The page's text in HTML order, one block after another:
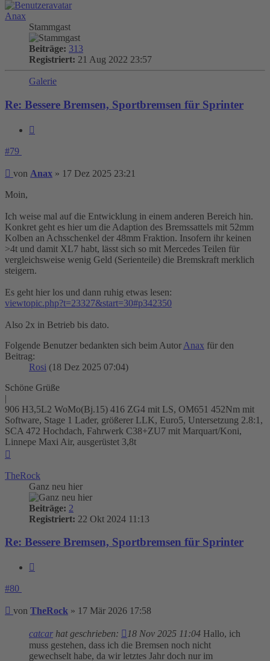
Anax
Stammgast
Beiträge: 313
Registriert: 21 Aug 2022 23:57
Galerie
Re: Bessere Bremsen, Sportbremsen für Sprinter
#79
Beitrag
von Anax » 17 Dez 2025 23:21
Moin,
Ich weise mal auf die Entwicklung in einem anderen Bereich hin.
Konkret geht es hier um die Adaption des Bremssattels mit 52mm
Kolben an Achsschenkel der 48mm Fraktion. Insofern ihr keinen
>4t und damit XL7 habt, lässt sich so mit Mercedes Teilen für
vergleichsweise wenig Geld (Serienteile) die Bremskraft merklich
steigern.
Es geht hier los und dann ruhig etwas lesen:
viewtopic.php?t=23327&start=30#p342350
Also 2x in Betrieb bis dato.
Folgende Benutzer bedankten sich beim Autor Anax für den
Beitrag:
Rosi (18 Dez 2025 07:04)
Schöne Grüße
|
906 H3,5L2 WoMo(Bj.15) 416 ZG4 mit LS, OM651 452Nm mit
Software, Stage 1 Lader, größerer LLK, Euro5, Untersetzung 2.8:1,
SCA 472 Hochdach, Fahrwerk C38+ZU7 mit Marquart/Koni,
Linnepe Maxi Air, ausgerüstet 3,8t
TheRock
Ganz neu hier
Beiträge: 2
Registriert: 22 Okt 2024 11:13
Re: Bessere Bremsen, Sportbremsen für Sprinter
#80
Beitrag
von TheRock » 17 Mär 2026 17:58
catcar hat geschrieben: 18 Nov 2025 11:04 Hallo, ich
muss gestehen, dass ich die Bremsen noch nicht
gewechselt habe, da wir letztes Jahr doch nur im